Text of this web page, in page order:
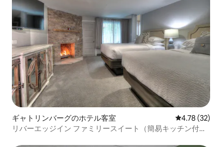
ギャトリンバーグのホテル客室 レビュー32
4.78 (32)
リバーエッジイン ファミリースイート（簡易キッチン付